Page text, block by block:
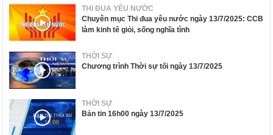
THI ĐUA YÊU NƯỚC
Chuyên mục Thi đua yêu nước ngày 13/7/2025: CCB
làm kinh tế giỏi, sống nghĩa tình
THỜI SỰ
Chương trình Thời sự tối ngày 13/7/2025
THỜI SỰ
Bản tin 16h00 ngày 13/7/2025